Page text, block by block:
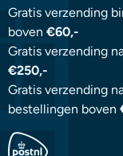
Gratis verzending
boven €60,-
Gratis verzending
€250,-
Gratis verzending
bestellingen boven